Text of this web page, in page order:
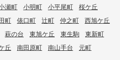
瀬町 小明町 小平尾町
桜ケ丘
町 俵口町 辻町 仲之町
西旭ケ丘
萩の台 東旭ケ丘 東生駒
東新町
丘 南田原町 南山手台
元町